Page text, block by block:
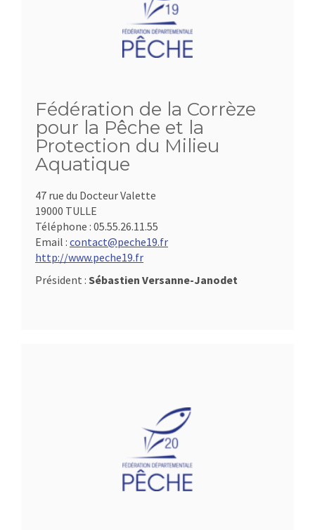
Fédération de la Corrèze
pour la Pêche et la
Protection du Milieu
Aquatique
47 rue du Docteur Valette
19000 TULLE
Téléphone : 05.55.26.11.55
Email : contact@peche19.fr
http://www.peche19.fr
Président : Sébastien Versanne-Janodet